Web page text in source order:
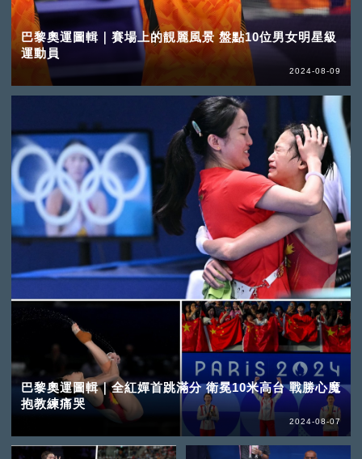
巴黎奧運圖輯｜賽場上的靚麗風景 盤點10位男女明星級
運動員
2024-08-09
巴黎奧運圖輯｜全紅嬋首跳滿分 衛冕10米高台 戰勝心魔
抱教練痛哭
2024-08-07